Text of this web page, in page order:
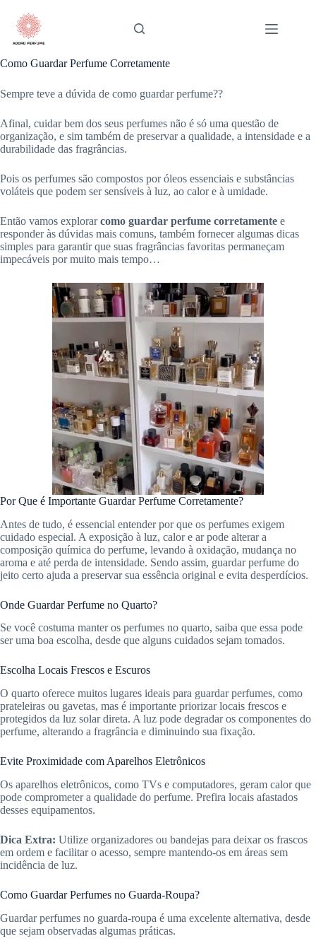
para
conteúdo
Como Guardar Perfume Corretamente
Sempre teve a dúvida de como guardar perfume??
Afinal, cuidar bem dos seus perfumes não é só uma questão de
organização, e sim também de preservar a qualidade, a intensidade e a
durabilidade das fragrâncias.
Pois os perfumes são compostos por óleos essenciais e substâncias
voláteis que podem ser sensíveis à luz, ao calor e à umidade.
Então vamos explorarcomo guardar perfume corretamente e
responder às dúvidas mais comuns, também fornecer algumas dicas
simples para garantir que suas fragrâncias favoritas permaneçam
impecáveis por muito mais tempo…
Por Que é Importante Guardar Perfume Corretamente?
Antes de tudo, é essencial entender por que os perfumes exigem
cuidado especial. A exposição à luz, calor e ar pode alterar a
composição química do perfume, levando à oxidação, mudança no
aroma e até perda de intensidade. Sendo assim, guardar perfume do
jeito certo ajuda a preservar sua essência original e evita desperdícios.
Onde Guardar Perfume no Quarto?
Se você costuma manter os perfumes no quarto, saiba que essa pode
ser uma boa escolha, desde que alguns cuidados sejam tomados.
Escolha Locais Frescos e Escuros
O quarto oferece muitos lugares ideais para guardar perfumes, como
prateleiras ou gavetas, mas é importante priorizar locais frescos e
protegidos da luz solar direta. A luz pode degradar os componentes do
perfume, alterando a fragrância e diminuindo sua fixação.
Evite Proximidade com Aparelhos Eletrônicos
Os aparelhos eletrônicos, como TVs e computadores, geram calor que
pode comprometer a qualidade do perfume. Prefira locais afastados
desses equipamentos.
Dica Extra: Utilize organizadores ou bandejas para deixar os frascos
em ordem e facilitar o acesso, sempre mantendo-os em áreas sem
incidência de luz.
Como Guardar Perfumes no Guarda-Roupa?
Guardar perfumes no guarda-roupa é uma excelente alternativa, desde
que sejam observadas algumas práticas.